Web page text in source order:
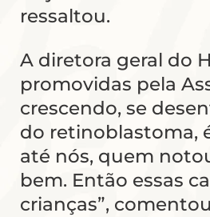
ressaltou.
A diretora geral do
promovidas pela
crescendo, se
do retinoblastoma,
até nós, quem
bem. Então essas
crianças”,